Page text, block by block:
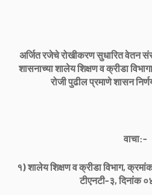
अर्जित रजेचे रोखीकरण सुधारित वेतन
शासनाच्या शालेय शिक्षण व क्रीडा
रोजी पुढील प्रमाणे शासन
वाचा:-
१) शालेय शिक्षण व क्रीडा विभाग,
टीएनटी-३, दिनांक